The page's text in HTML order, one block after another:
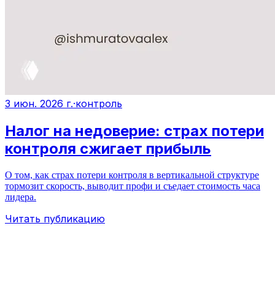
3 июн. 2026 г.·контроль
Налог на недоверие: страх потери
контроля сжигает прибыль
О том, как страх потери контроля в вертикальной структуре
тормозит скорость, выводит профи и съедает стоимость часа
лидера.
Читать публикацию